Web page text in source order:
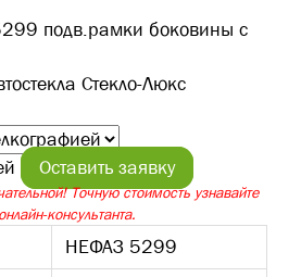
Стекло-Люкс
Оставить заявку
Точную стоимость узнавайте
консультанта.
НЕФАЗ 5299